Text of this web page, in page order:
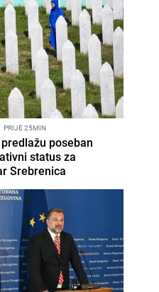
PRIJE 25MIN
poseban
status za
Srebrenica